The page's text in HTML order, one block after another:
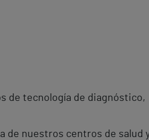
de tecnología de diagnóstico,
de nuestros centros de salud